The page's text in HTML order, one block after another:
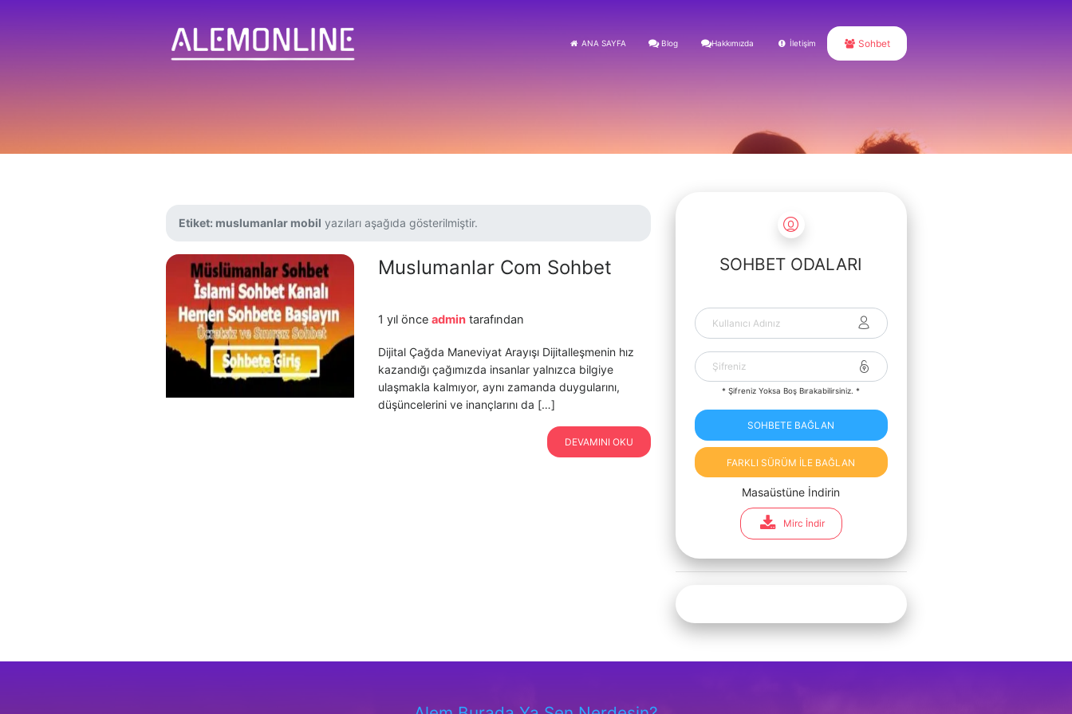
ANA SAYFA Blog Hakkımızda İletişim Sohbet
Etiket: muslumanlar mobil yazıları aşağıda gösterilmiştir.
Muslumanlar Com Sohbet
1 yıl önce admintarafından
Dijital Çağda Maneviyat Arayışı Dijitalleşmenin hız
kazandığı çağımızda insanlar yalnızca bilgiye
ulaşmakla kalmıyor, aynı zamanda duygularını,
düşüncelerini ve inançlarını da […]
DEVAMINI OKU
SOHBET ODALARI
* Şifreniz Yoksa Boş Bırakabilirsiniz. *
SOHBETE BAĞLAN
FARKLI SÜRÜM İLE BAĞLAN
Masaüstüne İndirin
Mirc İndir